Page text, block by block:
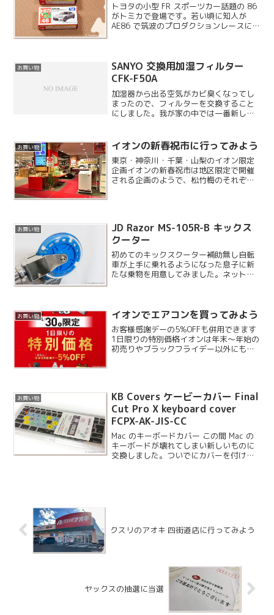
トヨタの小型 FR スポーツカー話題の 86
がトミカで登場です。若い頃に知人が
AE86 で筑波のプロダクションレースに参
お買い物
SANYO 交換用加湿フィルター
CFK-F50A
加湿器から出る空気がカビ臭くなってし
まったので、フィルターを交換すること
にしました。我が家の中では一番新しい
子の部屋用なのでさっさと取り替えま
す。
お買い物 イオンの新春祝市に行ってみよう
東京・神奈川・千葉・山梨のイオン限定
企画イオンの新春祝市は地区限定で開催
される企画のようで、松竹梅のそれぞれ3
お買い物
JD Razor MS-105R-B キックス
クーター
初めてのキックスクーター補助無し自転
車が上手に乗れるようになった息子に新
たな乗物を用意してみました。ネットで
Razor ...
お買い物 イオンでエアコンを買ってみよう
お客様感謝デーの5%OFFも併用できます
1日限りの特別価格イオンは年末〜年始の
初売りやブラックフライデー以外にも定
お買い物
KB Covers ケービーカバー Final
Cut Pro X keyboard cover
FCPX-AK-JIS-CC
Mac のキーボードカバー この間 Mac の
キーボードが壊れてしまい新しいものに
交換しました。ついでにカバーを付けよ
クスリのアオキ 四街道店に行ってみよう
ヤックスの抽選に当選